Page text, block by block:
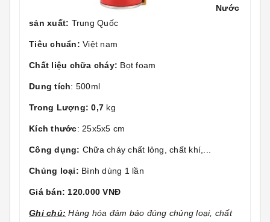
Nước
sản xuất: Trung Quốc
Tiêu chuẩn: Việt nam
Chất liệu chữa cháy: Bọt foam
Dung tích: 500ml
Trong Lượng: 0,7 kg
Kích thước: 25x5x5 cm
Công dụng: Chữa cháy chất lỏng, chất khí,...
Chủng loại: Bình dùng 1 lần
Giá bán: 120.000 VNĐ
Ghi chú: Hàng hóa đảm bảo đúng chủng loại, chất